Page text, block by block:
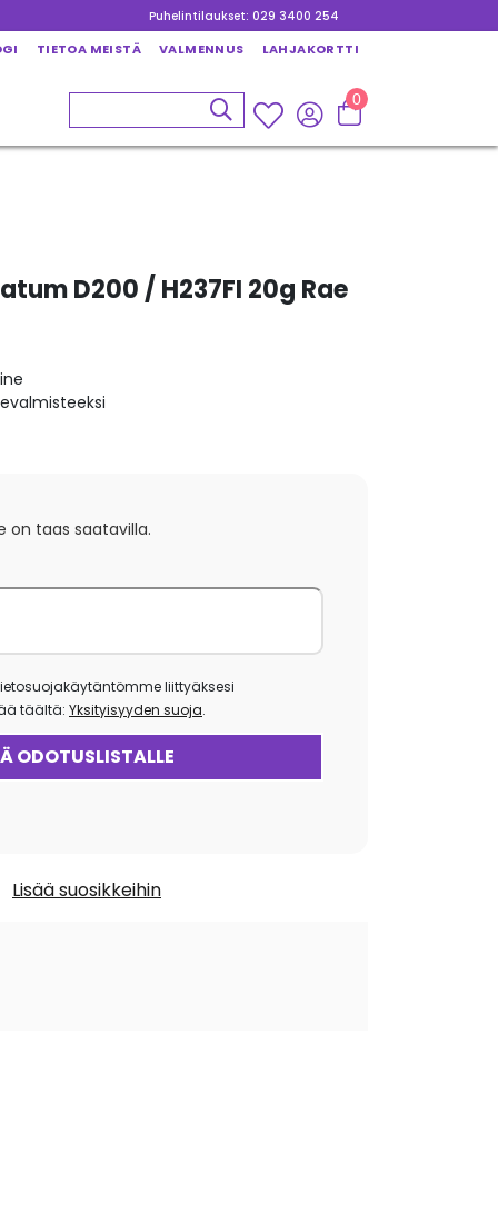
Puhelintilaukset: 029 3400 254
TIETOA MEISTÄ VALMENNUS LAHJAKORTTI
0
D200 / H237FI 20g Rae
on taas saatavilla.
liittyäksesi
täältä: Yksityisyyden suoja.
Lisää suosikkeihin